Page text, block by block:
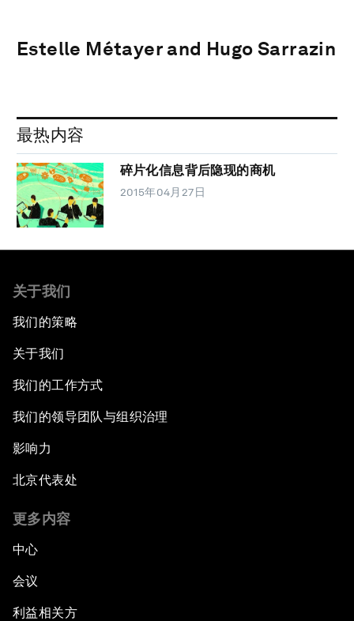
Estelle Métayer and Hugo Sarrazin
最热内容
碎片化信息背后隐现的商机
2015年04月27日
关于我们
我们的策略
关于我们
我们的工作方式
我们的领导团队与组织治理
影响力
北京代表处
更多内容
中心
会议
利益相关方